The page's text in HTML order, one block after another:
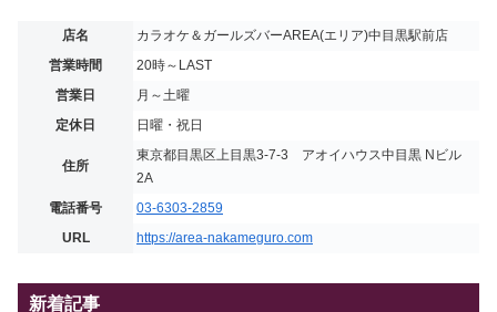
店名
カラオケ＆ガールズバーAREA(エリア)中目黒駅前店
営業時間
20時～LAST
営業日
月～土曜
定休日
日曜・祝日
住所
東京都目黒区上目黒3-7-3 アオイハウス中目黒 Nビル
2A
電話番号
03-6303-2859
URL
https://area-nakameguro.com
新着記事